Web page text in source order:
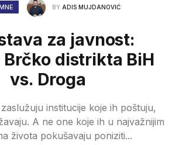
BY ADIS MUJDANOVIĆ
za javnost:
Brčko distrikta BiH
vs. Droga
institucije koje ih poštuju,
A ne one koje ih u najvažnijim
života pokušavaju poniziti...